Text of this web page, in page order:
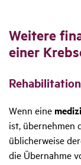
Weitere
einer
Wenn eine
ist, übernehmen
üblicherweise
die Übernahme